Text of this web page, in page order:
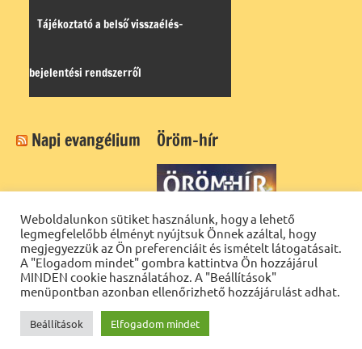
Tájékoztató a belső visszaélés-
bejelentési rendszerről
Napi evangélium Öröm-hír
Weboldalunkon sütiket használunk, hogy a lehető
legmegfelelőbb élményt nyújtsuk Önnek azáltal, hogy
megjegyezzük az Ön preferenciáit és ismételt látogatásait.
A "Elogadom mindet" gombra kattintva Ön hozzájárul
MINDEN cookie használatához. A "Beállítások"
menüpontban azonban ellenőrizhető hozzájárulást adhat.
Beállítások Elfogadom mindet